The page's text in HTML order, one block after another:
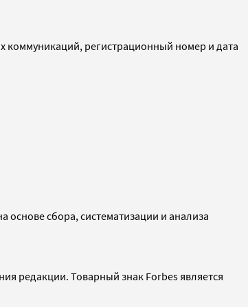
коммуникаций, регистрационный номер и дата
сбора, систематизации и анализа
редакции. Товарный знак Forbes является